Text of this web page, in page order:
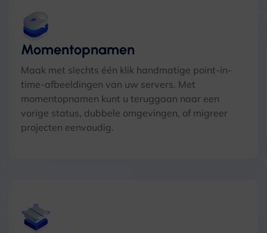
Momentopnamen
Maak met slechts één klik handmatige point-in-
time-afbeeldingen van uw servers. Met
momentopnamen kunt u teruggaan naar een
vorige status, dubbele omgevingen, of migreer
projecten eenvoudig.